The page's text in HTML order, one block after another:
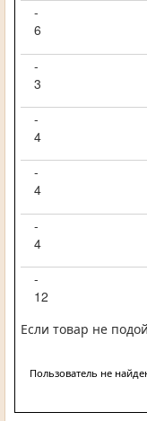
-
6
-
3
-
4
-
4
-
4
-
12
Если товар не
Пользователь не